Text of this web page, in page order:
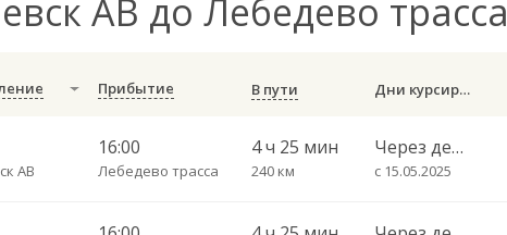
АВ до Лебедево трасса
Прибытие В пути Дни курсирования
АВ
16:00
Лебедево трасса
4 ч 25 мин
240 км
Через день
с 15.05.2025